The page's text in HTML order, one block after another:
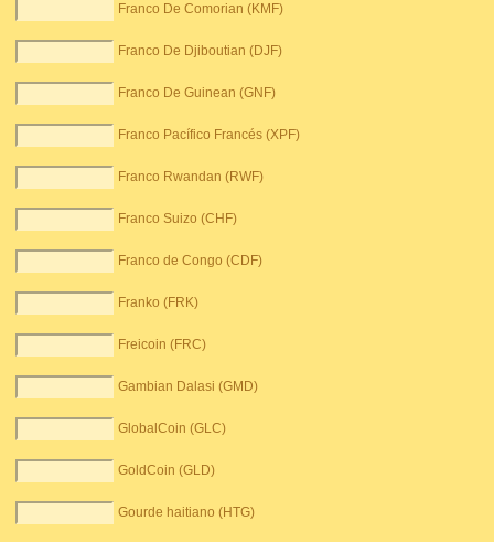
Franco De Comorian (KMF)
Franco De Djiboutian (DJF)
Franco De Guinean (GNF)
Franco Pacífico Francés (XPF)
Franco Rwandan (RWF)
Franco Suizo (CHF)
Franco de Congo (CDF)
Franko (FRK)
Freicoin (FRC)
Gambian Dalasi (GMD)
GlobalCoin (GLC)
GoldCoin (GLD)
Gourde haitiano (HTG)